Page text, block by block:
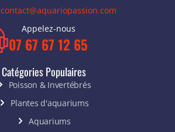
contact@aquariopassion.com
Appelez-nous
07 67 67 12 65
Catégories Populaires
Poisson & Invertébrés
Plantes d'aquariums
Aquariums